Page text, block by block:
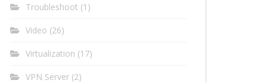
Troubleshoot (1)
Video (26)
Virtualization (17)
VPN Server (2)